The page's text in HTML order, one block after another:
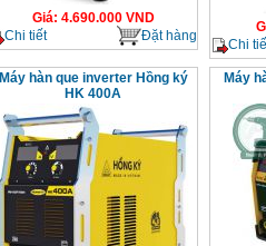
Giá: 4.690.000VND
Chi tiết
Đặt hàng
Chi
Máy hàn que inverter Hồng ký
HK 400A
Máy